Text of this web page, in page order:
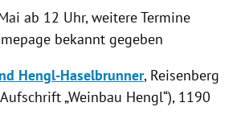
ab 12 Uhr, weitere Termine
bekannt gegeben
Hengl-Haselbrunner, Reisenberg
„Weinbau Hengl“), 1190